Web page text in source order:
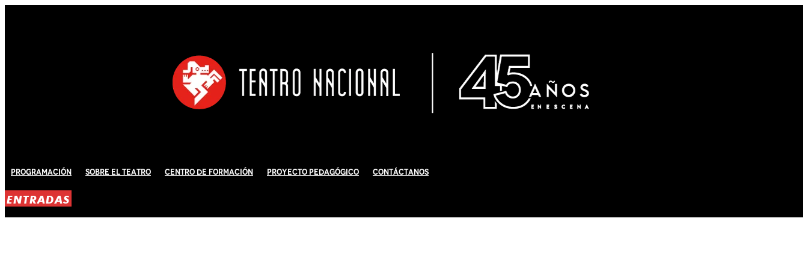
Programación Sobre El Teatro Centro de Formación Proyecto Pedagógico Contáctanos
ENTRADAS